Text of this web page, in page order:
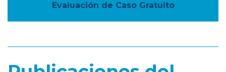
Evaluación de Caso Gratuito